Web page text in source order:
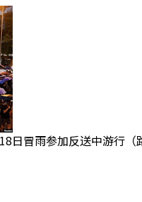
日冒雨参加反送中游行（